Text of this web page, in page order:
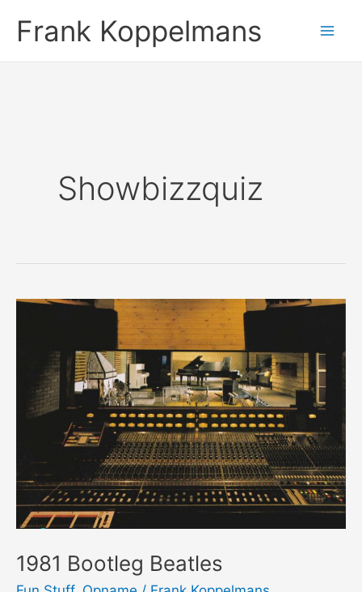
naar
de
Frank Koppelmans
Showbizzquiz
1981 Bootleg Beatles